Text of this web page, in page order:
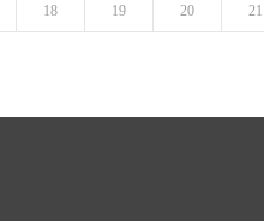
18 19 20 21